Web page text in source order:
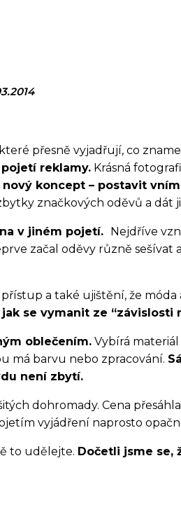
přesně vyjadřují, co
reklamy. Krásná
koncept – postavit
značkových oděvů a dát
v jiném pojetí. Nejdříve
začal oděvy různě
a také ujištění, že móda
se vymanit ze “závislosti
oblečením. Vybírá
má barvu nebo zpracování.
není zbytí.
dohromady. Cena
vyjádření naprosto
to udělejte. Dočetli jsme se,